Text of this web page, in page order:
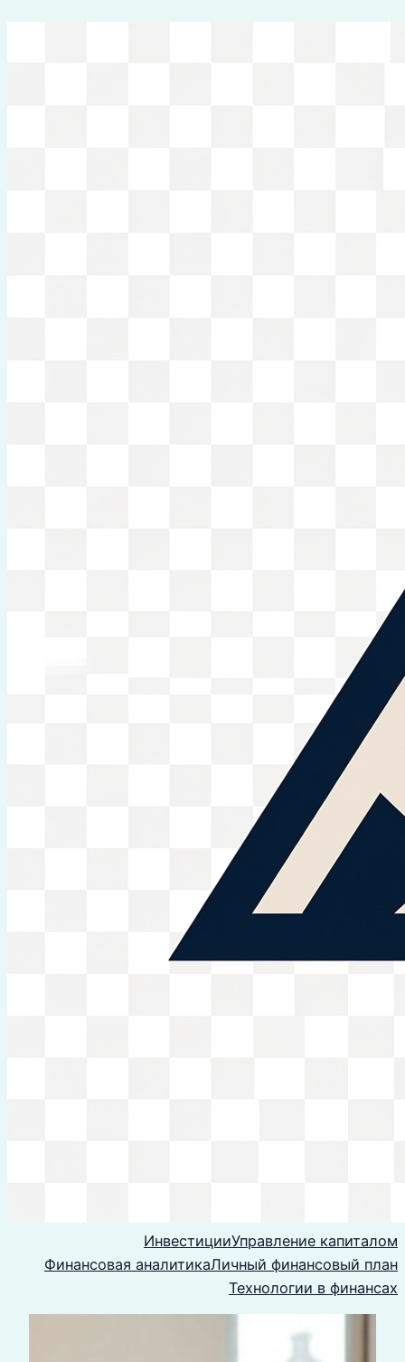
ИнвестицииУправление капиталом
Финансовая аналитикаЛичный финансовый план
Технологии в финансах